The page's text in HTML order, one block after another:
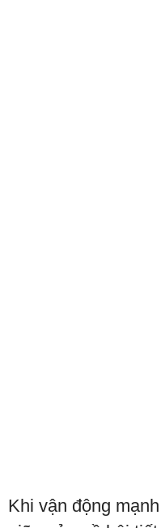
Khi vận động